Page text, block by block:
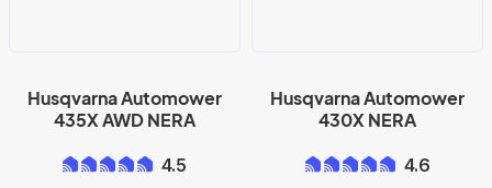
Husqvarna Automower
435X AWD NERA
4.5
Husqvarna Automower
430X NERA
4.6